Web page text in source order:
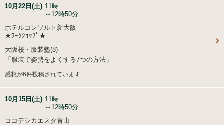
10月22日(土) 11時
～12時50分
ホテルコンソルト新大阪
★ﾜｰｸｼｮｯﾌﾟ★
大阪校・服装塾(8)
「服装で姿勢をよくする7つの方法」
感想が6件投稿されています
10月15日(土) 11時
～12時50分
ココデシカエスタ青山